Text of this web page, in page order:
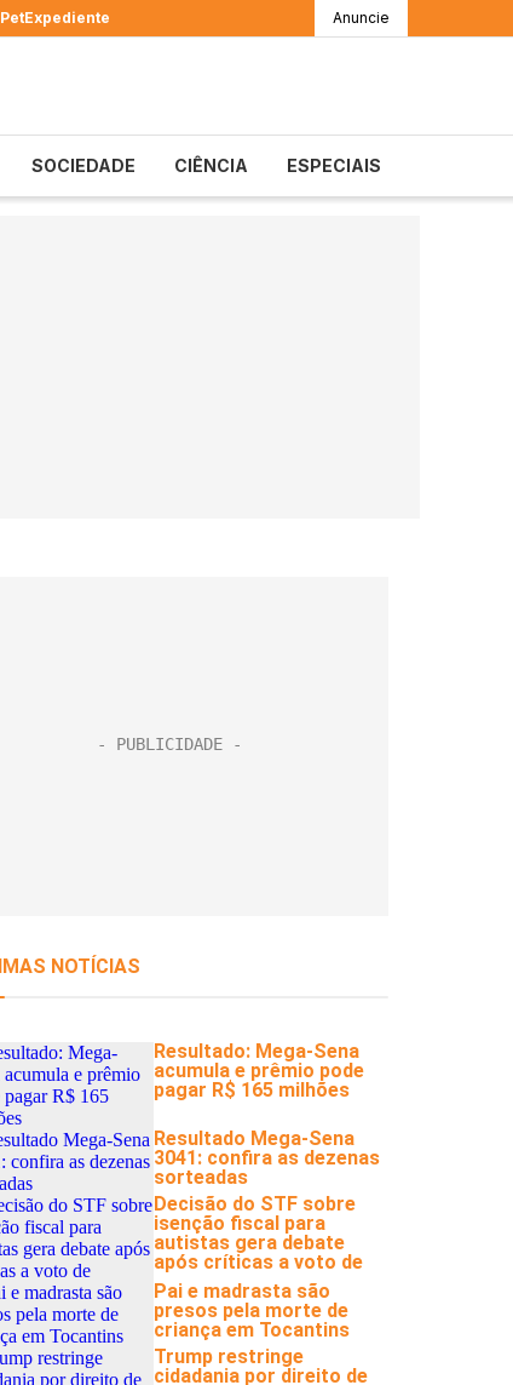
PetExpediente Anuncie
SOCIEDADE CIÊNCIA ESPECIAIS